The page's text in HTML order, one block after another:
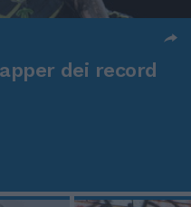
dei record